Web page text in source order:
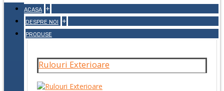
ACASA +
DESPRE NOI +
PRODUSE
Rulouri Exterioare